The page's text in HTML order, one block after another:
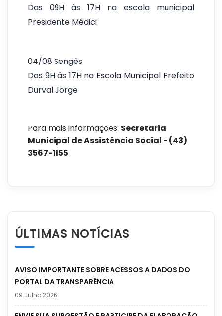
Das 09H às 17H na escola municipal
Presidente Médici
04/08 Sengés
Das 9H ás 17H na Escola Municipal Prefeito
Durval Jorge
Para mais informações: Secretaria
Municipal de Assistência Social - (43)
3567-1155
ÚLTIMAS NOTÍCIAS
AVISO IMPORTANTE SOBRE ACESSOS A DADOS DO
PORTAL DA TRANSPARÊNCIA
09 Julho 2026